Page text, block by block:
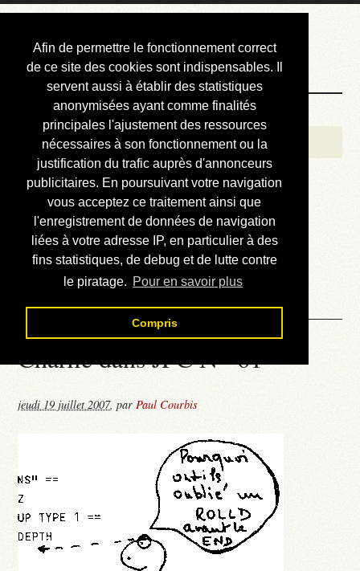
Afin de permettre le fonctionnement correct
de ce site des cookies sont indispensables. Il
servent aussi à établir des statistiques
anonymisées ayant comme finalités
principales l'ajustement des ressources
nécessaires à son fonctionnement ou la
justification du trafic auprès d'annonceurs
publicitaires. En poursuivant votre navigation
vous acceptez ce traitement ainsi que
l'enregistrement de données de navigation
liées à votre adresse IP, en particulier à des
fins statistiques, de debug et de lutte contre
le piratage. Pour en savoir plus
Compris
Courbis, « LE »
Blog Officiel
Bienvenue
Réalisations
Divers (et d’été)
Annonces
Liens externes
Téléchargement
Contact
Charlie dans JPC N° 61
jeudi 19 juillet 2007,parPaul Courbis